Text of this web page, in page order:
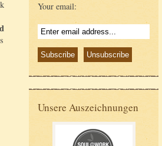
Your email:
Unsere Auszeichnungen